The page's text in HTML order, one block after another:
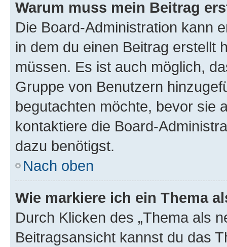
Warum muss mein Beitrag
Die Board-Administration kann
in dem du einen Beitrag erstellt
müssen. Es ist auch möglich,
Gruppe von Benutzern
begutachten möchte, bevor sie
kontaktiere die Board-
dazu benötigst.
Nach oben
Wie markiere ich ein Thema
Durch Klicken des „Thema als
Beitragsansicht kannst du das